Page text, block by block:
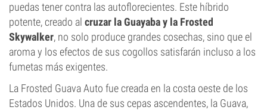
puedas tener contra las autoflorecientes. Este híbrido
potente, creado al cruzar la Guayaba y la Frosted
Skywalker, no solo produce grandes cosechas, sino que el
aroma y los efectos de sus cogollos satisfarán incluso a los
fumetas más exigentes.
La Frosted Guava Auto fue creada en la costa oeste de los
Estados Unidos. Una de sus cepas ascendentes, la Guava,